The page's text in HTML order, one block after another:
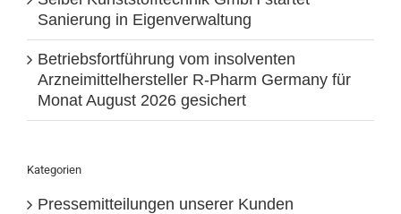
Sanierung in Eigenverwaltung
Betriebsfortführung vom insolventen
Arzneimittelhersteller R-Pharm Germany für
Monat August 2026 gesichert
Kategorien
Pressemitteilungen unserer Kunden